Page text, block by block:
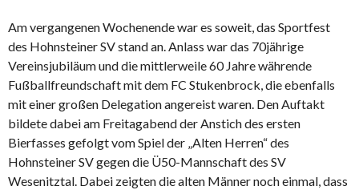
Am vergangenen Wochenende war es soweit, das Sportfest
des Hohnsteiner SV stand an. Anlass war das 70jährige
Vereinsjubiläum und die mittlerweile 60 Jahre währende
Fußballfreundschaft mit dem FC Stukenbrock, die ebenfalls
mit einer großen Delegation angereist waren. Den Auftakt
bildete dabei am Freitagabend der Anstich des ersten
Bierfasses gefolgt vom Spiel der „Alten Herren“ des
Hohnsteiner SV gegen die Ü50-Mannschaft des SV
Wesenitztal. Dabei zeigten die alten Männer noch einmal, dass